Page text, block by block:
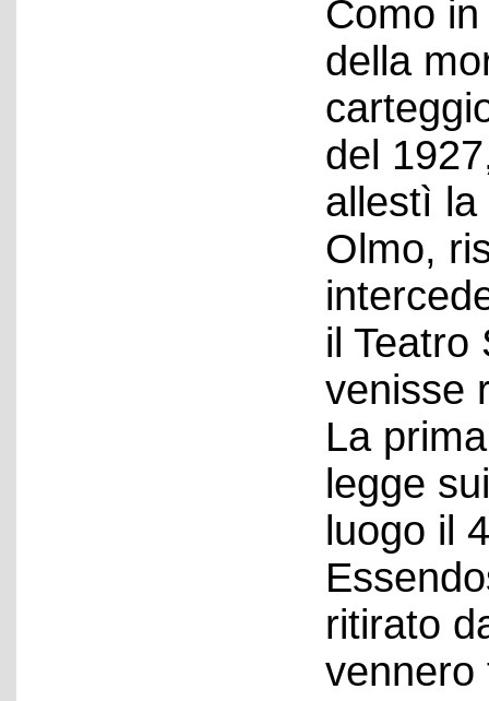
Como
della
del
allestì la
Olmo,
il Teatro
venisse
La
legge
luogo il
ritirato
vennero